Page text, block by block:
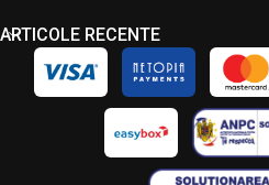
ARTICOLE RECENTE